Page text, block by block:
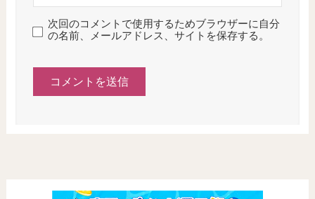
次回のコメントで使用するためブラウザーに自分
の名前、メールアドレス、サイトを保存する。